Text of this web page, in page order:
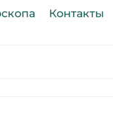
Контакты